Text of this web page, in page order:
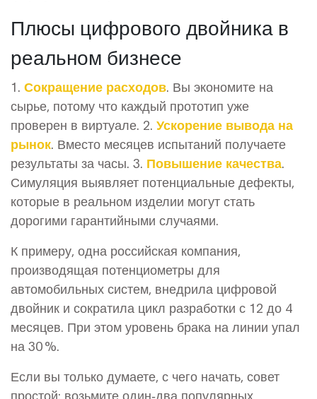
Плюсы цифрового двойника в
реальном бизнесе
1. Сокращение расходов. Вы экономите на
сырье, потому что каждый прототип уже
проверен в виртуале. 2. Ускорение вывода на
рынок. Вместо месяцев испытаний получаете
результаты за часы. 3. Повышение качества.
Симуляция выявляет потенциальные дефекты,
которые в реальном изделии могут стать
дорогими гарантийными случаями.
К примеру, одна российская компания,
производящая потенциометры для
автомобильных систем, внедрила цифровой
двойник и сократила цикл разработки с 12 до 4
месяцев. При этом уровень брака на линии упал
на 30 %.
Если вы только думаете, с чего начать, совет
простой: возьмите один‑два популярных